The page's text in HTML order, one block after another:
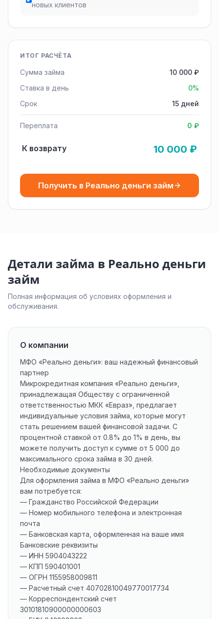
новых клиентов
ИТОГ РАСЧЁТА
Сумма займа
10 000 ₽
Ставка в день
0%
Срок
15 дней
Переплата 0 ₽
К возврату 10 000 ₽
Получить в Реально деньги займ
Детали займа в Реально деньги
займ
Полная информация об условиях оформления и
обслуживания.
О компании
МФО «Реально деньги»: ваш надежный финансовый
партнер
Микрокредитная компания «Реально деньги»,
принадлежащая Обществу с ограниченной
ответственностью МКК «Евраз», предлагает
индивидуальные условия займа, которые могут
стать решением вашей финансовой задачи. С
процентной ставкой от 0.8% до 1% в день, вы
можете получить доступ к сумме от 5 000 до
максимального срока займа в 30 дней.
Необходимые документы
Для оформления займа в МФО «Реально деньги»
вам потребуется:
— Гражданство Российской Федерации
— Номер мобильного телефона и электронная
почта
— Банковская карта, оформленная на ваше имя
Банковские реквизиты
— ИНН 5904043222
— КПП 590401001
— ОГРН 1155958009811
— Расчетный счет 40702810049770017734
— Корреспондентский счет
30101810900000000603